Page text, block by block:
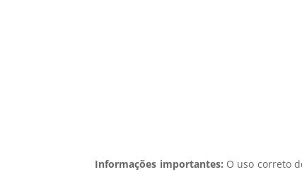
Informações importantes: O uso correto